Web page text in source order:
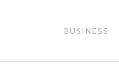
BUSINESS